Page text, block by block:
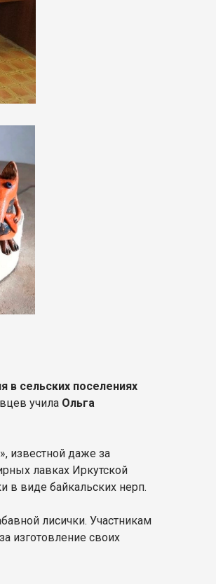
в сельских поселениях
учила Ольга
известной даже за
лавках Иркутской
в виде байкальских нерп.
лисички. Участникам
изготовление своих